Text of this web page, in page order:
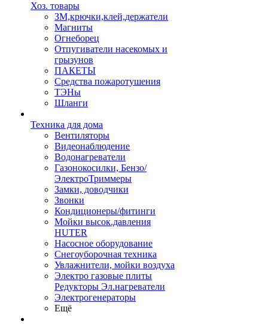
Хоз. товары
ЗМ,крючки,клей,держатели
Магниты
Огнеборец
Отпугиватели насекомых и
грызунов
ПАКЕТЫ
Средства пожаротушения
ТЭНы
Шланги
Техника для дома
Вентиляторы
Видеонаблюдение
Водонагреватели
Газонокосилки, Бензо/
ЭлектроТриммеры
Замки, доводчики
Звонки
Кондиционеры/фитинги
Мойки высок.давления
HUTER
Насосное оборудование
Снегоуборочная техника
Увлажнители, мойки воздуха
Электро газовые плиты
Редукторы Эл.нагреватели
Электрогенераторы
Ещё